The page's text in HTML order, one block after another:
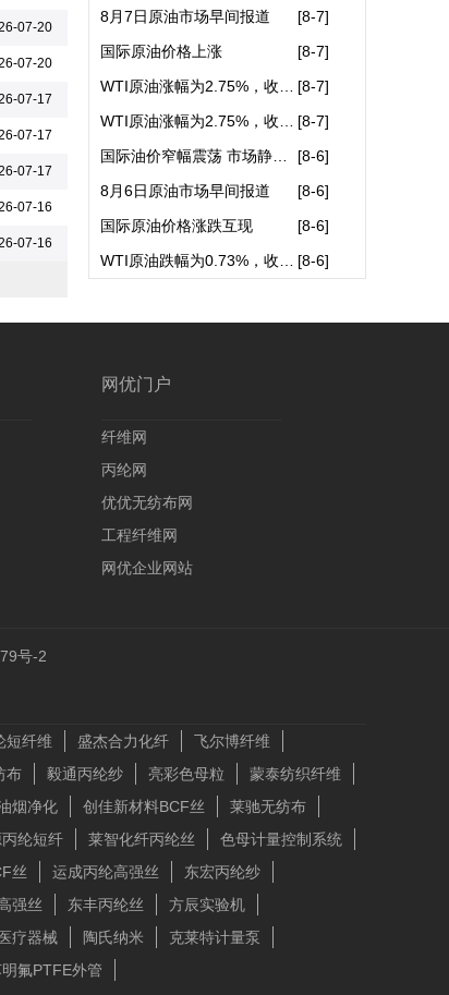
07-20
07-20
07-17
07-17
07-17
07-16
07-16
8月7日原油市场早间报道
[8-7]
国际原油价格上涨
[8-7]
[8-7]
[8-7]
[8-6]
8月6日原油市场早间报道
[8-6]
国际原油价格涨跌互现
[8-6]
[8-6]
网优门户
纤维网
丙纶网
优优无纺布网
工程纤维网
网优企业网站
号-2
短纤维 盛杰合力化纤
飞尔博纤维
布 毅通丙纶纱 亮彩色母粒
蒙泰纺织纤维
烟净化 创佳新材料BCF丝
莱驰无纺布
纶短纤 莱智化纤丙纶丝
色母计量控制系统
丝 运成丙纶高强丝
东宏丙纶纱
强丝 东丰丙纶丝
方辰实验机
疗器械 陶氏纳米
克莱特计量泵
氟PTFE外管